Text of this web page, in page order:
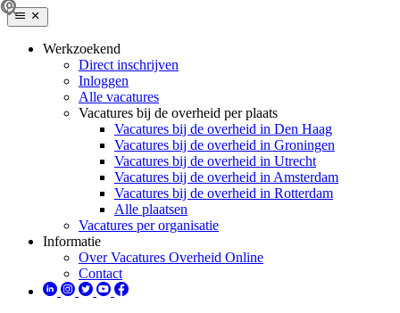
Werkzoekend
Direct inschrijven
Inloggen
Alle vacatures
Vacatures bij de overheid per plaats
Vacatures bij de overheid in Den Haag
Vacatures bij de overheid in Groningen
Vacatures bij de overheid in Utrecht
Vacatures bij de overheid in Amsterdam
Vacatures bij de overheid in Rotterdam
Alle plaatsen
Vacatures per organisatie
Informatie
Over Vacatures Overheid Online
Contact